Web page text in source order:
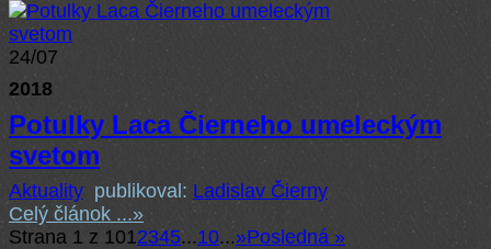
24/07
2018
Potulky Laca Čierneho umeleckým
svetom
Aktuality publikoval: Ladislav Čierny
Celý článok ...»
Strana 1 z 1012345...10...»Posledná »